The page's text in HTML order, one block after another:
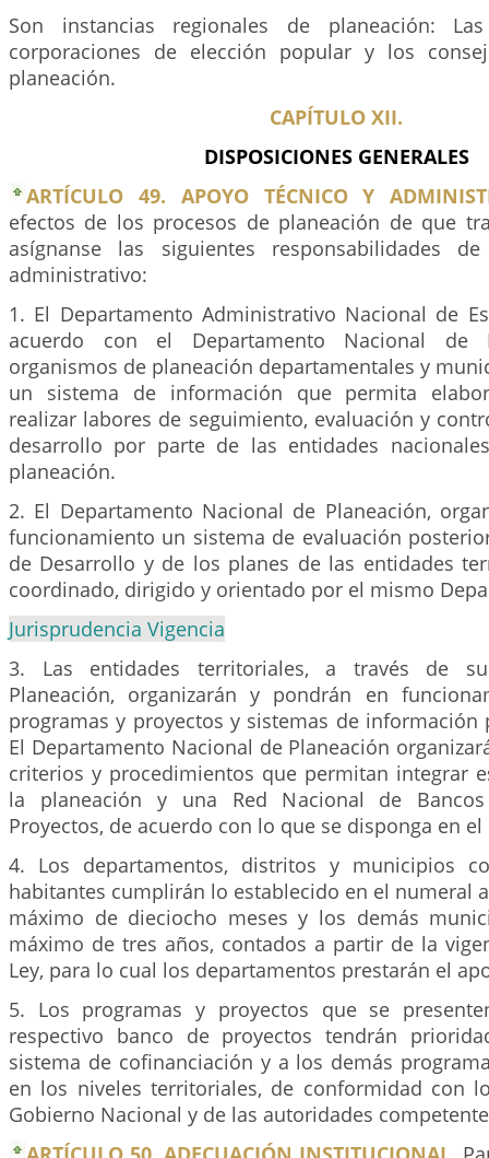
Son instancias regionales de planeación: Las
corporaciones de elección popular y los
planeación.
CAPÍTULO XII.
DISPOSICIONES GENERALES
ARTÍCULO 49. APOYO TÉCNICO Y
efectos de los procesos de planeación de que
asígnanse las siguientes responsabilidades
administrativo:
1. El Departamento Administrativo Nacional de
acuerdo con el Departamento Nacional de
organismos de planeación departamentales y
un sistema de información que permita
realizar labores de seguimiento, evaluación y
desarrollo por parte de las entidades
planeación.
2. El Departamento Nacional de Planeación,
funcionamiento un sistema de evaluación
de Desarrollo y de los planes de las entidades
coordinado, dirigido y orientado por el mismo
Jurisprudencia Vigencia
3. Las entidades territoriales, a través de
Planeación, organizarán y pondrán en
programas y proyectos y sistemas de información
El Departamento Nacional de Planeación
criterios y procedimientos que permitan integrar
la planeación y una Red Nacional de
Proyectos, de acuerdo con lo que se disponga en
4. Los departamentos, distritos y municipios
habitantes cumplirán lo establecido en el numeral
máximo de dieciocho meses y los demás
máximo de tres años, contados a partir de la
Ley, para lo cual los departamentos prestarán el
5. Los programas y proyectos que se
respectivo banco de proyectos tendrán
sistema de cofinanciación y a los demás
en los niveles territoriales, de conformidad con
Gobierno Nacional y de las autoridades